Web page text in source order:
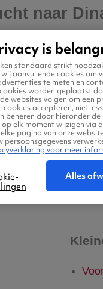
naar
is
standaard strikt
aanvullende cookies om
te meten en
worden geplaatst
websites volgen om een
cookies accepteren, niet-
beheren door hieronder
op elk moment wijzigen via
pagina van onze
persoonsgegevens
voor meer
Alles